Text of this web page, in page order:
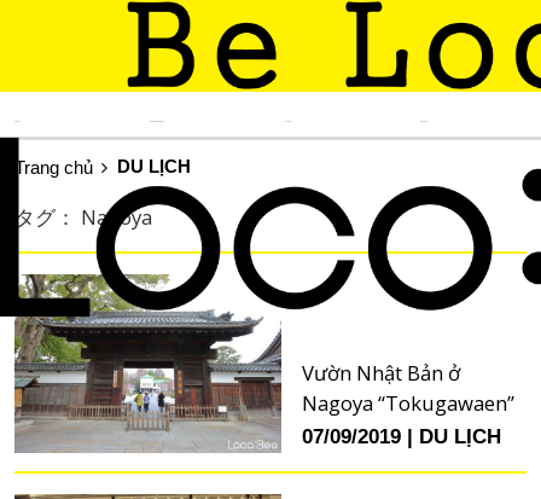
Trang chủ DU LỊCH
タグ： Nagoya
Vườn Nhật Bản ở
Nagoya “Tokugawaen”
07/09/2019 DU LỊCH